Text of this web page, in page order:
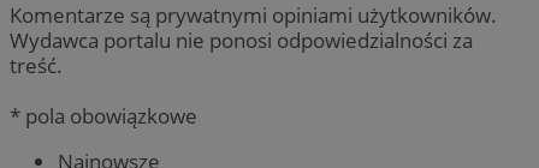
Komentarze są prywatnymi opiniami użytkowników.
Wydawca portalu nie ponosi odpowiedzialności za
treść.
* pola obowiązkowe
Najnowsze